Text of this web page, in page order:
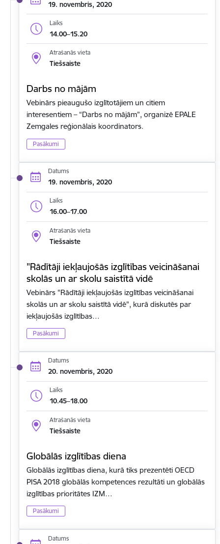
19. novembris, 2020
Laiks
14.00–15.20
Atrašanās vieta
Tiešsaiste
Darbs no mājām
Vebinārs pieaugušo izglītotājiem un citiem
interesentiem – “Darbs no mājām”, organizē EPALE
Zemgales reģionālais koordinators.
Pasākumi
Datums
19. novembris, 2020
Laiks
16.00–17.00
Atrašanās vieta
Tiešsaiste
"Rādītāji iekļaujošās izglītības veicināšanai
skolās un ar skolu saistītā vidē
Vebinārs "Rādītāji iekļaujošās izglītības veicināšanai
skolās un ar skolu saistītā vidē", kurā diskutēs par
iekļaujošās izglītības…
Pasākumi
Datums
20. novembris, 2020
Laiks
10.45–18.00
Atrašanās vieta
Tiešsaiste
Globālās izglītības diena
Globālās izglītības diena, kurā tiks prezentēti OECD
PISA 2018 globālās kompetences rezultāti un globālās
izglītības prioritātes IZM…
Pasākumi
Datums